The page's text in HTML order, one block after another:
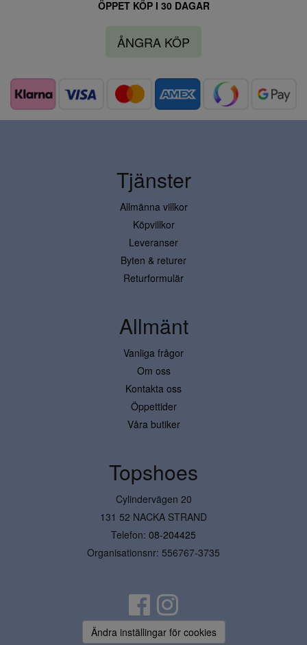
ÖPPET KÖP I 30 DAGAR
ÅNGRA KÖP
Tjänster
Allmänna villkor
Köpvillkor
Leveranser
Byten & returer
Returformulär
Allmänt
Vanliga frågor
Om oss
Kontakta oss
Öppettider
Våra butiker
Topshoes
Cylindervägen 20
131 52 NACKA STRAND
Telefon: 08-204425
Organisationsnr: 556767-3735
Ändra inställingar för cookies